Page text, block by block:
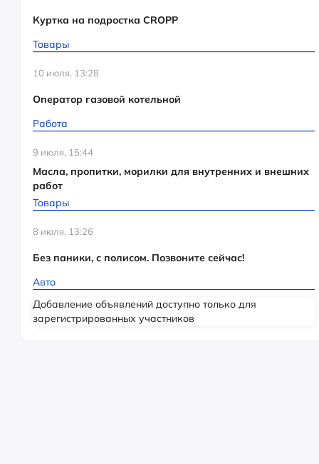
Куртка на подростка CROPP
Товары
10 июля, 13:28
Оператор газовой котельной
Работа
9 июля, 15:44
Масла, пропитки, морилки для внутренних и внешних
работ
Товары
8 июля, 13:26
Без паники, с полисом. Позвоните сейчас!
Авто
Добавление объявлений доступно только для
зарегистрированных участников